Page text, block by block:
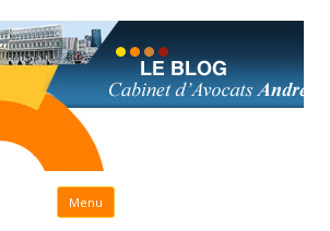
Menu Aller au contenu principal